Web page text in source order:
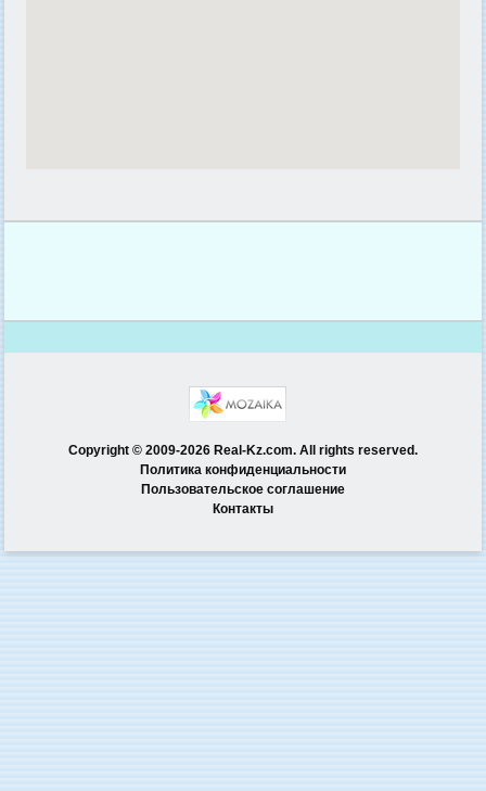
Copyright © 2009-2026 Real-Kz.com. All rights reserved.
Политика конфиденциальности
Пользовательское соглашение
Контакты